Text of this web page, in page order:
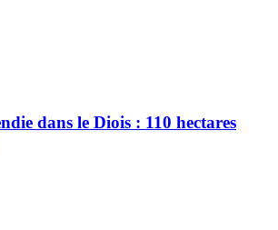
dans le Diois : 110 hectares